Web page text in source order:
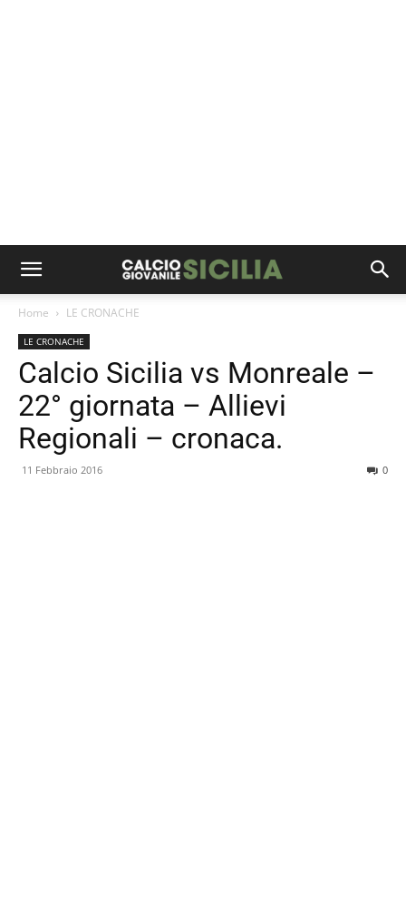
Home LE CRONACHE
LE CRONACHE
Calcio Sicilia vs Monreale –
22° giornata – Allievi
Regionali – cronaca.
11 Febbraio 2016 0